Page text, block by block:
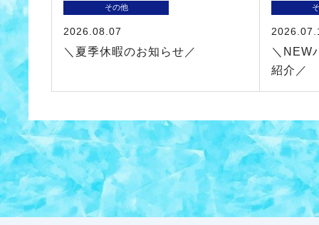
その他
2026.08.07
＼夏季休暇のお知らせ／
＼NEW
紹介／